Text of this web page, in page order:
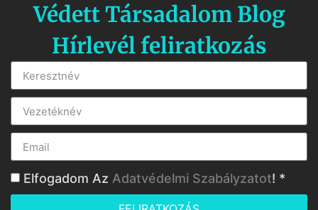
Védett Társadalom Blog
Hírlevél feliratkozás
Elfogadom Az Adatvédelmi Szabályzatot! *